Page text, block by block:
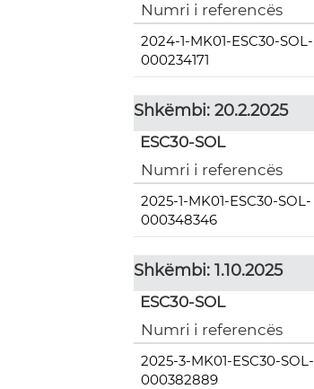
Numri i referencës
2024-1-MK01-ESC30-SOL-
000234171
Shkëmbi: 20.2.2025
ESC30-SOL
Numri i referencës
2025-1-MK01-ESC30-SOL-
000348346
Shkëmbi: 1.10.2025
ESC30-SOL
Numri i referencës
2025-3-MK01-ESC30-SOL-
000382889